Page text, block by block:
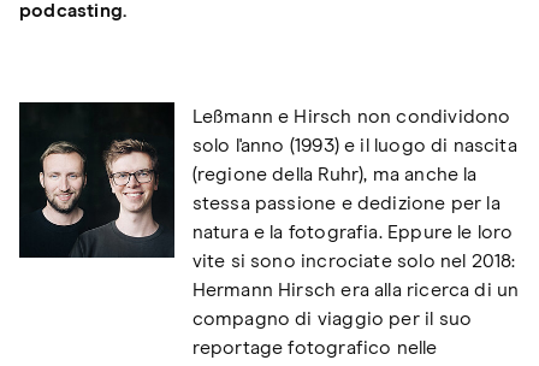
podcasting.
Leßmann e Hirsch non condividono
solo l'anno (1993) e il luogo di nascita
(regione della Ruhr), ma anche la
stessa passione e dedizione per la
natura e la fotografia. Eppure le loro
vite si sono incrociate solo nel 2018:
Hermann Hirsch era alla ricerca di un
compagno di viaggio per il suo
reportage fotografico nelle